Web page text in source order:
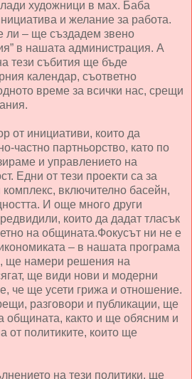
художници в мах. Баба
и желание за работа.
ли – ще създадем звено
в нашата администрация. А
тези събития ще бъде
календар, съответно
време за всички нас, срещи
от инициативи, които да
частно партньорство, като по
и управлението на
Едни от тези проекти са за
включително басейн,
И още много други
които да дадат тласък
на общината.Фокусът ни не е
– в нашата програма
ще намери решения на
ще види нови и модерни
че ще усети грижа и отношение.
разговори и публикации, ще
общината, както и ще обясним и
от политиките, които ще
на тези политики, ще